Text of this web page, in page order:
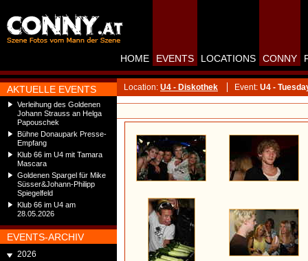
AKTUELLE EVENTS
Verleihung des Goldenen
Johann Strauss an Helga
Papouschek
Bühne Donaupark Presse-
Empfang
Klub 66 im U4 mit Tamara
Mascara
Goldenen Spargel für Mike
Süsser&Johann-Philipp
Spiegelfeld
Klub 66 im U4 am
28.05.2026
EVENTS-ARCHIV
2026
HOME EVENTS LOCATIONS CONNY
Location: U4 - Diskothek Event: U4 -